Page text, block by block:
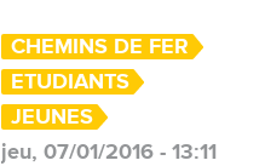
CHEMINS DE FER
ETUDIANTS
JEUNES
jeu, 07/01/2016 - 13:11